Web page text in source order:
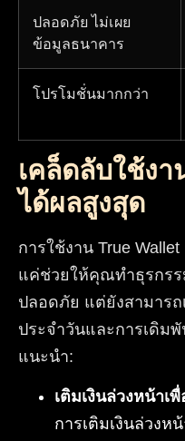
ปลอดภัย ไม่เผย
ข้อมูลธนาคาร
โปรโมชั่นมากกว่า
เคล็ดลับใช้งา
ได้ผลสูงสุด
การใช้งาน True
แค่ช่วยให้คุณทำธุรกรร
ปลอดภัย แต่ยังสามาร
ประจำวันและการเดิม
แนะนำ:
เติมเงินล่วงหน้าเ
การเติมเงินล่วงห